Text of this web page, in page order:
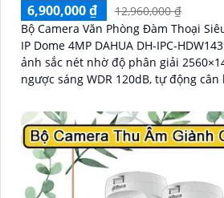
6,900,000 ₫
12,960,000 ₫
Bộ Camera Văn Phòng Đàm Thoại
IP Dome 4MP DAHUA DH-IPC-
ảnh sắc nét nhờ độ phân giải
ngược sáng WDR 120dB, tự động
chiếu sáng kép LED ánh sáng ấm và
cùng tính năng phát hiện con người,
quả ngày đêm